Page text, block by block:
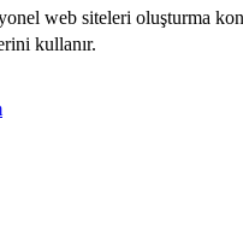
web siteleri oluşturma
kullanır.